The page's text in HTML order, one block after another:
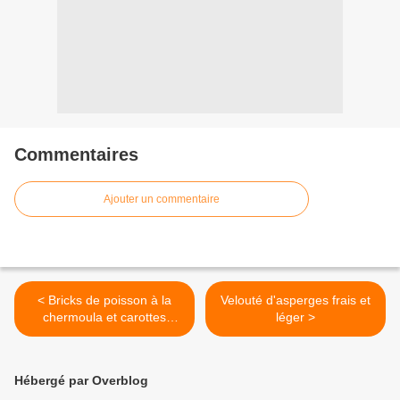
Commentaires
Ajouter un commentaire
< Bricks de poisson à la
chermoula et carottes
sautées à la mangue
Velouté d'asperges frais et
léger >
Hébergé par Overblog